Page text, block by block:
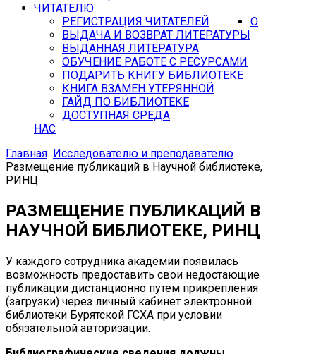
ЧИТАТЕЛЮ
РЕГИСТРАЦИЯ ЧИТАТЕЛЕЙ
ВЫДАЧА И ВОЗВРАТ ЛИТЕРАТУРЫ
ВЫДАННАЯ ЛИТЕРАТУРА
ОБУЧЕНИЕ РАБОТЕ С РЕСУРСАМИ
ПОДАРИТЬ КНИГУ БИБЛИОТЕКЕ
КНИГА ВЗАМЕН УТЕРЯННОЙ
ГАЙД ПО БИБЛИОТЕКЕ
ДОСТУПНАЯ СРЕДА
О
НАС
Главная Исследователю и преподавателю
Размещение публикаций в Научной библиотеке,
РИНЦ
РАЗМЕЩЕНИЕ ПУБЛИКАЦИЙ В
НАУЧНОЙ БИБЛИОТЕКЕ, РИНЦ
У каждого сотрудника академии появилась
возможность предоставить свои недостающие
публикации дистанционно путем прикрепления
(загрузки) через личный кабинет электронной
библиотеки Бурятской ГСХА при условии
обязательной авторизации.